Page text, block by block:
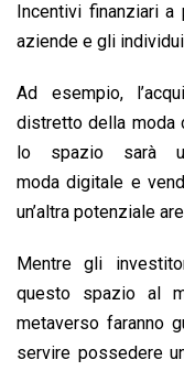
Incentivi finanziari
aziende e gli
Ad esempio,
distretto della moda
lo spazio sarà
moda digitale e
un’altra potenziale
Mentre gli
questo spazio al
metaverso faranno
servire possedere